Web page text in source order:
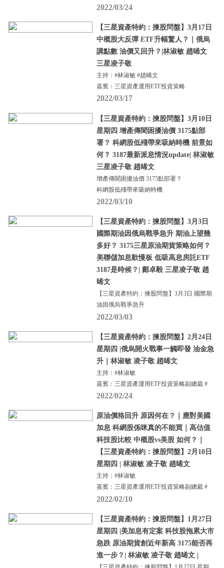
2022/03/24
【三星資產特約：揀股問盤】3月17日
中概股大反彈 ETF升幅驚人？｜俄烏
講點數 油價又回升？|林淑敏 趙晞文
三星凌子敬
主持：#林淑敏 #趙晞文
嘉賓：三星資產運用ETF投資策略
2022/03/17
【三星資產特約：揀股問盤】3月10日
星期四 增產傳聞困擾油價 3175點部
署？ 科網股低殘帶來吸納時機 前景如
何？ 3187最新派息情況update| 林淑敏
三星凌子敬 趙晞文
增產傳聞困擾油價 3175點部署？
科網股低殘帶來吸納時機
2022/03/10
【三星資產特約：揀股問盤】3月3日
國際期油因俄烏戰爭急升 期油上望幾
多好？ 3175三星原油期貨策略如何？
美聯儲加息歎慢板 低吸高息房託ETF
3187是時候？| 鄺卓毅 三星凌子敬 趙
晞文
【三星資產特約：揀股問盤】3月3日 國際期
油因俄烏戰爭急升
2022/03/03
【三星資產特約：揀股問盤】2月24日
星期四 |俄烏開火戰事一觸即發 油金急
升｜林淑敏 凌子敬 趙晞文
主持：#林淑敏
嘉賓：三星資產運用ETF投資策略副總裁 #
2022/02/24
原油價格回升 原因何在？｜應對美國
加息 科網股係咪真的不能買｜高估值
科技股比較 中概股vs美股 如何？｜
【三星資產特約：揀股問盤】2月10日
星期四 | 林淑敏 凌子敬 趙晞文
主持：#林淑敏
嘉賓：三星資產運用ETF投資策略副總裁 #
2022/02/10
【三星資產特約：揀股問盤】1月27日
星期四 |美加息有定案 科技股拖累大市
急跌 原油期貨創近年新高 3175能否再
進一步？| 林淑敏 凌子敬 趙晞文 |